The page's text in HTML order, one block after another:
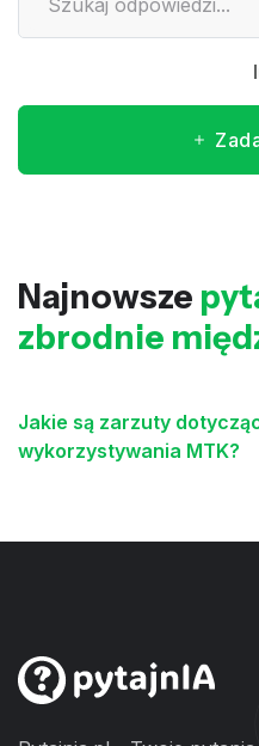
Najnowsze
zbrodnie
Jakie są zarzuty
wykorzystywania MTK?